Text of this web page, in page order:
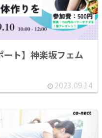
ート】神楽坂フェム
2023.09.14